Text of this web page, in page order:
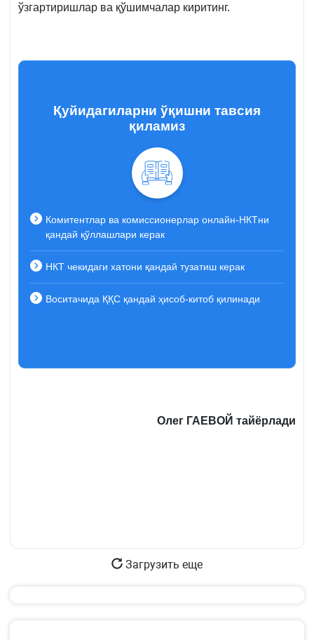
ўзгартиришлар ва қўшимчалар киритинг.
Қуйидагиларни ўқишни тавсия
қиламиз
Комитентлар ва комиссионерлар онлайн-НКТни
қандай қўллашлари керак
НКТ чекидаги хатони қандай тузатиш керак
Воситачида ҚҚС қандай ҳисоб-китоб қилинади
Олег ГАЕВОЙ тайёрлади
Загрузить еще